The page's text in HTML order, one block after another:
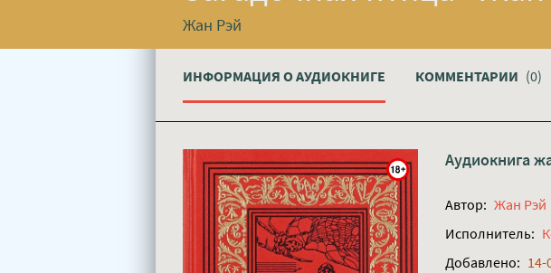
Жан Рэй
ИНФОРМАЦИЯ О АУДИОКНИГЕ КОММЕНТАРИИ (0)
Аудиокнига
Автор: Жан Рэй
Исполнитель:
Добавлено: 14-